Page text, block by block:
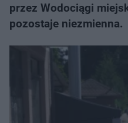
przez Wodociągi
pozostaje niezmienna.